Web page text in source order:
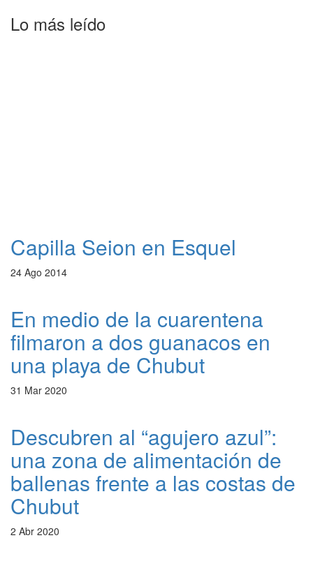
Lo más leído
Capilla Seion en Esquel
24 Ago 2014
En medio de la cuarentena
filmaron a dos guanacos en
una playa de Chubut
31 Mar 2020
Descubren al “agujero azul”:
una zona de alimentación de
ballenas frente a las costas de
Chubut
2 Abr 2020